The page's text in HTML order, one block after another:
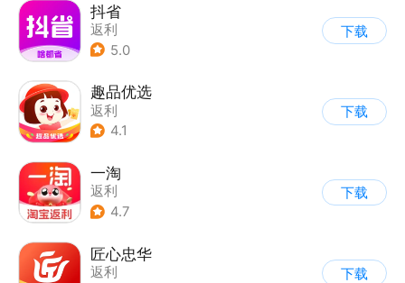
抖省
返利
5.0
下载
趣品优选
返利
4.1
下载
一淘
返利
4.7
下载
匠心忠华
返利
下载